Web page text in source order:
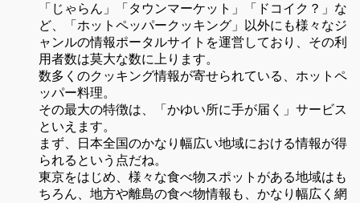
「じゃらん」「タウンマーケット」「ドコイク？」な
ど、「ホットペッパークッキング」以外にも様々なジ
ャンルの情報ポータルサイトを運営しており、その利
用者数は莫大な数に上ります。
数多くのクッキング情報が寄せられている、ホットペ
ッパー料理。
その最大の特徴は、「かゆい所に手が届く」サービス
といえます。
まず、日本全国のかなり幅広い地域における情報が得
られるという点だね。
東京をはじめ、様々な食べ物スポットがある地域はも
ちろん、地方や離島の食べ物情報も、かなり幅広く網